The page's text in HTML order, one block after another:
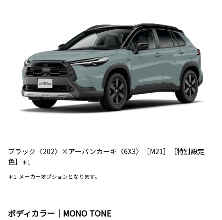
ブラック〈202〉×アーバンカーキ〈6X3〉［M21］［特別設定
色］
＊1
＊1. メーカーオプションとなります。
ボディカラー｜MONO TONE